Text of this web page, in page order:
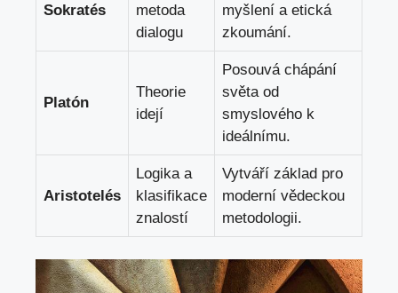
Sokratés
metoda
dialogu
myšlení a etická
zkoumání.
Platón
Theorie
idejí
Posouvá‌ chápání
světa ⁤od⁤
smyslového k⁤
ideálnímu.
Aristotelés
Logika a
klasifikace
znalostí
Vytváří ⁢základ​ pro
moderní vědeckou
metodologii.